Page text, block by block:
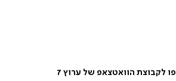
לקבוצת הוואטצאפ של ערוץ 7